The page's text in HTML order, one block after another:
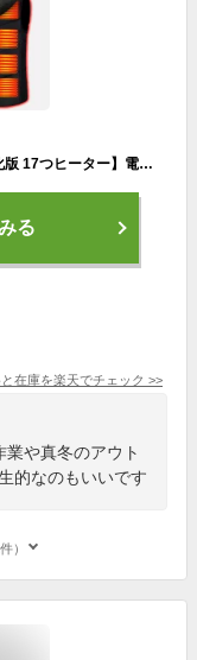
【69%OFF◆スーパーセール】【2022最新強化版 17つヒーター】電熱ベスト バッテリー付きROASICEE 日本製ヒーター 発熱ベスト 加熱ベスト 3段温度調整 ヒーターベスト レディース メンズ usb 洗える 電気ベスト 電熱ウェア 登山 防寒 釣り 大きいサイズ
る
在庫を楽天でチェック >>
や真冬のアウト
的なのもいいです
）